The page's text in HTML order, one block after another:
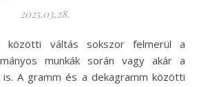
2025.03.28.
munkák során vagy akár a
A gramm és a dekagramm közötti